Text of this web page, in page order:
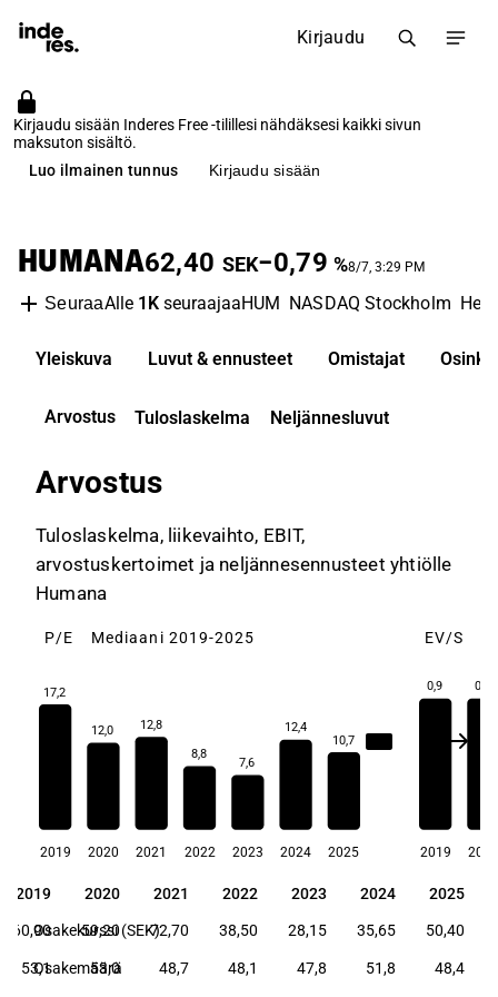
Kirjaudu
Kirjaudu sisään Inderes Free -tilillesi nähdäksesi kaikki sivun
maksuton sisältö.
Luo ilmainen tunnus
Kirjaudu sisään
HUMANA62,40 SEK−0,79 %8/7, 3:29 PM
SeuraaAlle 1KseuraajaaHUM NASDAQ Stockholm
Yleiskuva Luvut & ennusteet Omistajat Osinko
Arvostus Tuloslaskelma Neljännesluvut
Arvostus
Tuloslaskelma, liikevaihto, EBIT,
arvostuskertoimet ja neljännesennusteet yhtiölle
Humana
P/E Mediaani 2019-2025
17,2
12,0 12,8
8,8
7,6
12,4
10,7
2019 2020 2021 2022 2023 2024 2025
EV/S
0,9 0,9
2019 2020
2019 2020 2021 2022 2023 2024 2025
2019 2020 2021 2022 2023 2024 2025
Osakekurssi (SEK)
60,90 59,20 72,70 38,50 28,15 35,65 50,40
Osakemäärä
53,1 53,0 48,7 48,1 47,8 51,8 48,4